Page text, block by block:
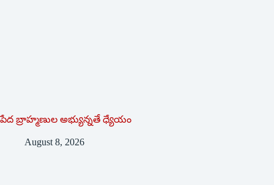
పేద బ్రాహ్మణుల అభ్యున్నతే ధ్యేయం
August 8, 2026